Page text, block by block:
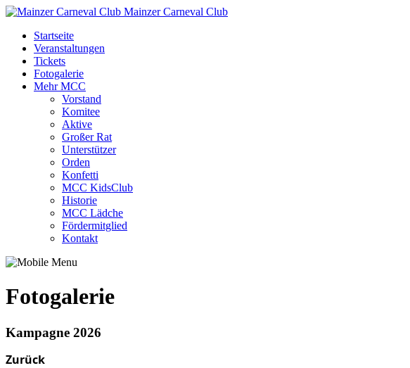
Mainzer Carneval Club
Startseite
Veranstaltungen
Tickets
Fotogalerie
Mehr MCC
Vorstand
Komitee
Aktive
Großer Rat
Unterstützer
Orden
Konfetti
MCC KidsClub
Historie
MCC Lädche
Fördermitglied
Kontakt
Fotogalerie
Kampagne 2026
Zurück